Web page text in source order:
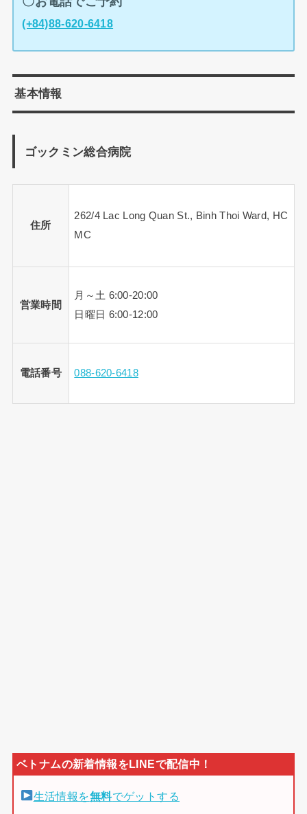
(+84)88-620-6418
基本情報
ゴックミン総合病院
住所
262/4 Lac Long Quan St., Binh Thoi Ward, HC
MC
営業時間
月～土 6:00-20:00
日曜日 6:00-12:00
電話番号 088-620-6418
生活情報を無料でゲットする